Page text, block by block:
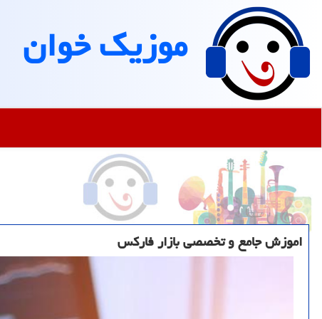
موزیك خوان
اموزش جامع و تخصصی بازار فاركس